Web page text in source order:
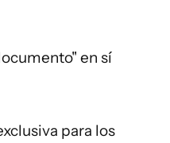
en sí
para los